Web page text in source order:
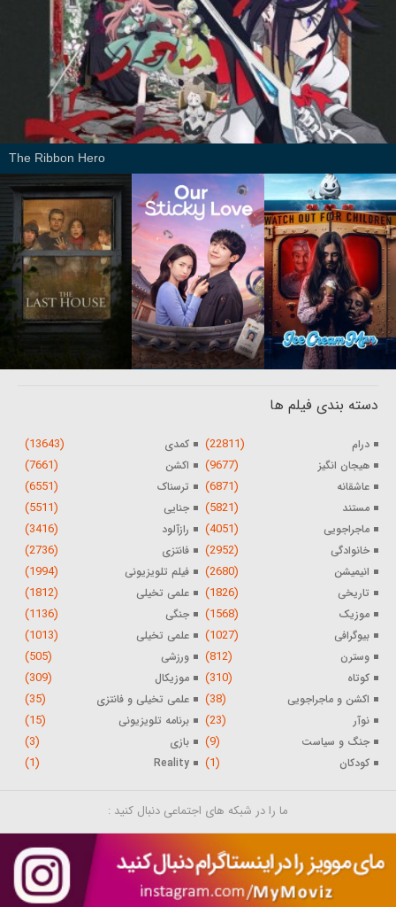
The Ribbon Hero
دسته بندی فیلم ها
درام (22811) کمدی (13643)
هیجان انگیز (9677) اکشن (7661)
عاشقانه (6871) ترسناک (6551)
مستند (5821) جنایی (5511)
ماجراجویی (4051) رازآلود (3416)
خانوادگی (2952) فانتزی (2736)
انیمیشن (2680) فیلم تلویزیونی (1994)
تاریخی (1826) علمی تخیلی (1812)
موزیک (1568) جنگی (1136)
بیوگرافی (1027) علمی تخیلی (1013)
وسترن (812) ورزشی (505)
کوتاه (310) موزیکال (309)
اکشن و ماجراجویی (38) علمی تخیلی و فانتزی (35)
نوآر (23) برنامه تلویزیونی (15)
جنگ و سیاست (9) بازی (3)
کودکان (1)
Reality
(1)
ما را در شبکه های اجتماعی دنبال کنید :